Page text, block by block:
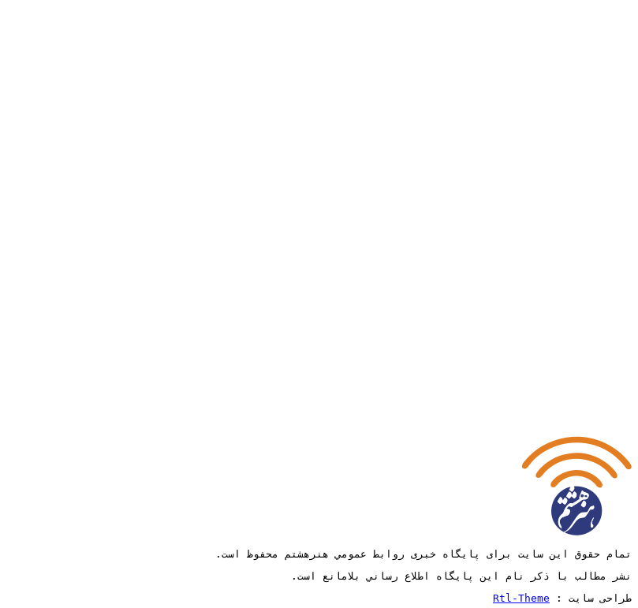
تمام حقوق این سایت برای پایگاه خبری روابط عمومي هنرهشتم محفوظ است.
نشر مطالب با ذکر نام اين پايگاه اطلاع رساني بلامانع است.
طراحی سایت : Rtl-Theme